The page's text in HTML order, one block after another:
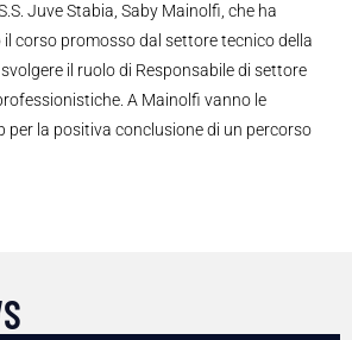
Juve Stabia, Saby Mainolfi, che ha
corso promosso dal settore tecnico della
il ruolo di Responsabile di settore
A Mainolfi vanno le
per la positiva conclusione di un percorso